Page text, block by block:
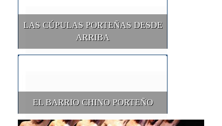
LAS CÚPULAS PORTEÑAS DESDE
ARRIBA
EL BARRIO CHINO PORTEÑO